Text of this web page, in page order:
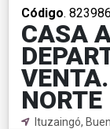
Código.
CASA
NORTE
Ituzaingó,